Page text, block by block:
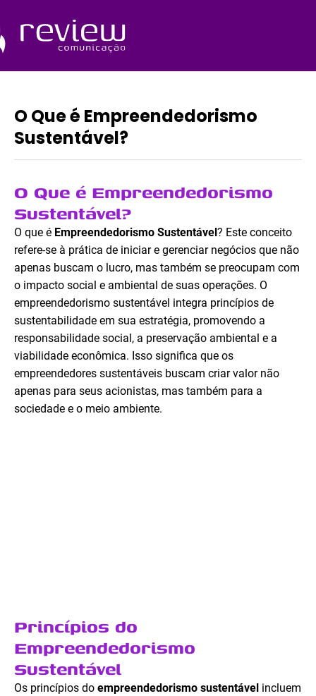
o
conteúdo
O Que é Empreendedorismo
Sustentável?
O Que é Empreendedorismo
Sustentável?
O que é Empreendedorismo Sustentável ? Este conceito
refere-se à prática de iniciar e gerenciar negócios que não
apenas buscam o lucro, mas também se preocupam com
o impacto social e ambiental de suas operações. O
empreendedorismo sustentável integra princípios de
sustentabilidade em sua estratégia, promovendo a
responsabilidade social, a preservação ambiental e a
viabilidade econômica. Isso significa que os
empreendedores sustentáveis buscam criar valor não
apenas para seus acionistas, mas também para a
sociedade e o meio ambiente.
Princípios do
Empreendedorismo
Sustentável
Os princípios do empreendedorismo sustentável incluem